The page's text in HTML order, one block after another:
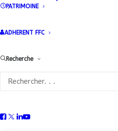
PATRIMOINE
ADHERENT FFC
Recherche